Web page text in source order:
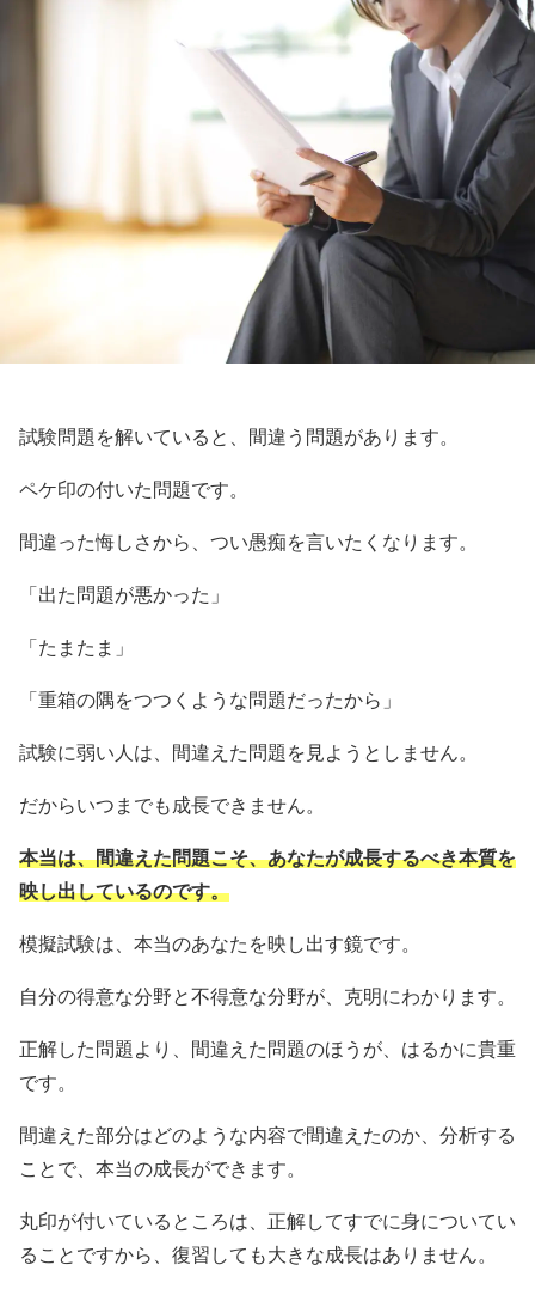
試験問題を解いていると、間違う問題があります。
ペケ印の付いた問題です。
間違った悔しさから、つい愚痴を言いたくなります。
「出た問題が悪かった」
「たまたま」
「重箱の隅をつつくような問題だったから」
試験に弱い人は、間違えた問題を見ようとしません。
だからいつまでも成長できません。
本当は、間違えた問題こそ、あなたが成長するべき本質を
映し出しているのです。
模擬試験は、本当のあなたを映し出す鏡です。
自分の得意な分野と不得意な分野が、克明にわかります。
正解した問題より、間違えた問題のほうが、はるかに貴重
です。
間違えた部分はどのような内容で間違えたのか、分析する
ことで、本当の成長ができます。
丸印が付いているところは、正解してすでに身についてい
ることですから、復習しても大きな成長はありません。